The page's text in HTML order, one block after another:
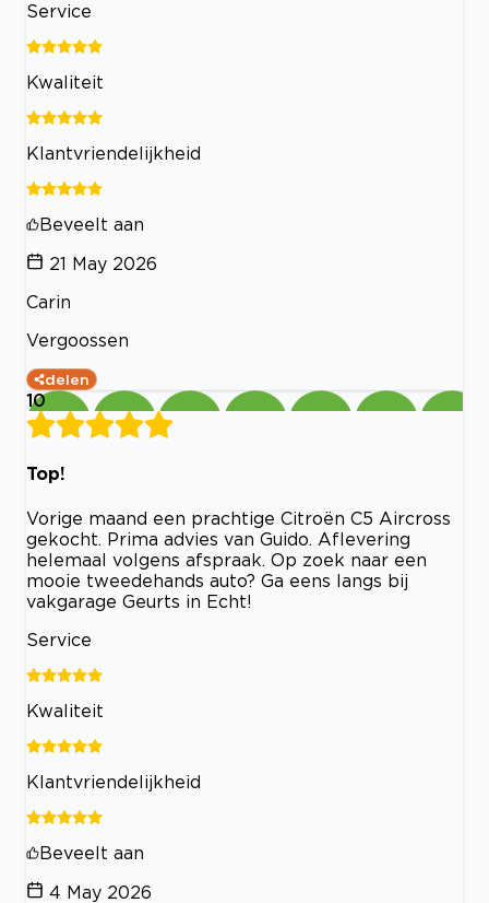
Service
Kwaliteit
Klantvriendelijkheid
Beveelt aan
21 May 2026
Carin
Vergoossen
delen
10
Top!
Vorige maand een prachtige Citroën C5 Aircross
gekocht. Prima advies van Guido. Aflevering
helemaal volgens afspraak. Op zoek naar een
mooie tweedehands auto? Ga eens langs bij
vakgarage Geurts in Echt!
Service
Kwaliteit
Klantvriendelijkheid
Beveelt aan
4 May 2026